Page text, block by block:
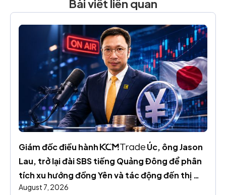
Bài viết liên quan
Giám đốc điều hành
Úc, ông Jason
Lau, trở lại đài SBS tiếng Quảng Đông để phân
tích xu hướng đồng Yên và tác động đến thị
trường toàn cầu
August 7, 2026